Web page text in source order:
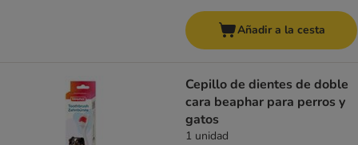
Añadir a la cesta
Cepillo de dientes de doble
cara beaphar para perros y
gatos
1 unidad